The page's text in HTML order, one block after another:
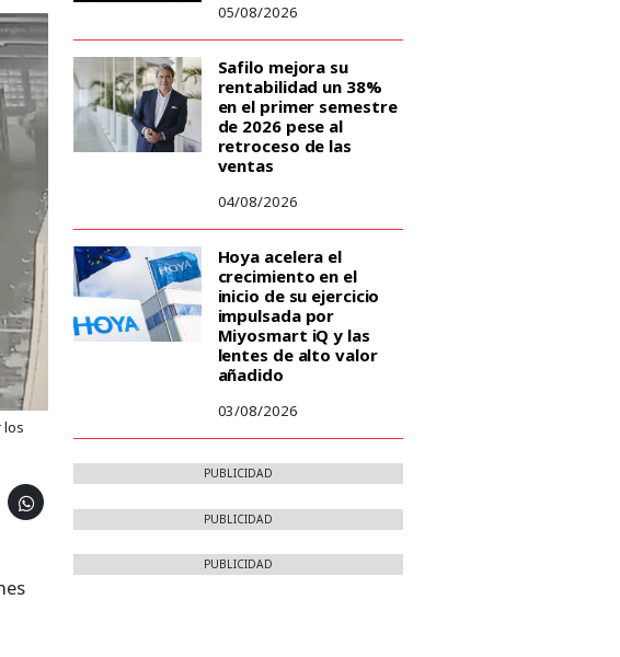
los
05/08/2026
Safilo mejora su
rentabilidad un 38%
en el primer semestre
de 2026 pese al
retroceso de las
ventas
04/08/2026
Hoya acelera el
crecimiento en el
inicio de su ejercicio
impulsada por
Miyosmart iQ y las
lentes de alto valor
añadido
03/08/2026
PUBLICIDAD
PUBLICIDAD
PUBLICIDAD